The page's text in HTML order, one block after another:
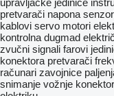
upravljačke jedinice
pretvarači napona
kablovi servo motori
kontrolna dugmad
zvučni signali farovi
konektora pretvarači
računari zavojnice
snimanje vožnje